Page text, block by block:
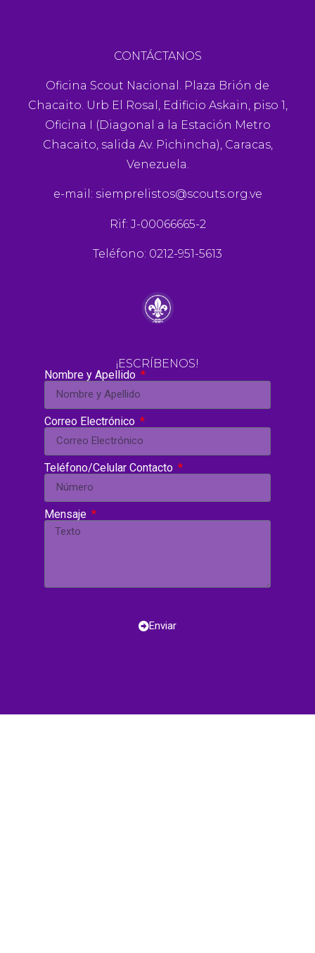
CONTÁCTANOS
Oficina Scout Nacional. Plaza Brión de
Chacaito. Urb El Rosal, Edificio Askain, piso 1,
Oficina I (Diagonal a la Estación Metro
Chacaito, salida Av. Pichincha), Caracas,
Venezuela.
e-mail: siemprelistos@scouts.org.ve
Rif: J-00066665-2
Teléfono: 0212-951-5613
¡ESCRÍBENOS!
Nombre y Apellido
Correo Electrónico
Teléfono/Celular Contacto
Mensaje
Enviar